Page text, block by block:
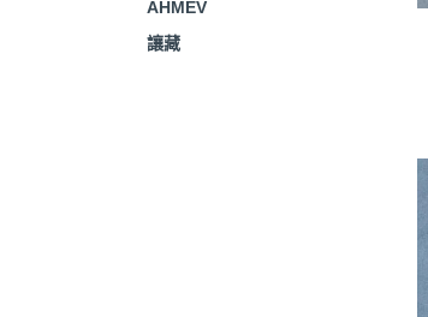
AHMEV
讓藏